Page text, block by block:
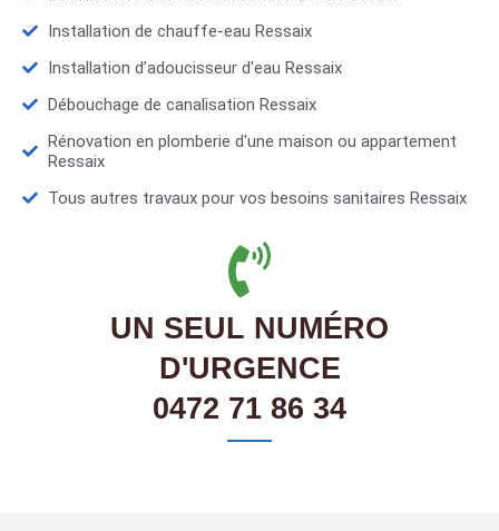
Installation de chauffe-eau Ressaix
Installation d’adoucisseur d'eau Ressaix
Débouchage de canalisation Ressaix
Rénovation en plomberie d'une maison ou appartement
Ressaix
Tous autres travaux pour vos besoins sanitaires Ressaix
UN SEUL NUMÉRO
D'URGENCE
0472 71 86 34